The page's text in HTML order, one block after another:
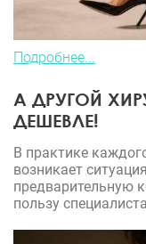
Подробнее...
А ДРУГОЙ
ДЕШЕВЛЕ!
В практике
возникает
предварительную
пользу